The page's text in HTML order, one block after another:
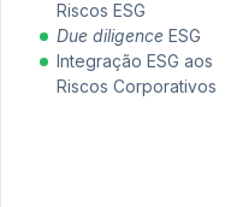
Riscos ESG
Due diligence ESG
Integração ESG aos
Riscos Corporativos